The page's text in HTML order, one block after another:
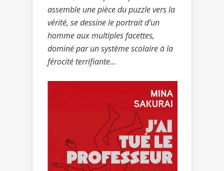
assemble une pièce du puzzle vers la
vérité, se dessine le portrait d’un
homme aux multiples facettes,
dominé par un système scolaire à la
férocité terrifiante…